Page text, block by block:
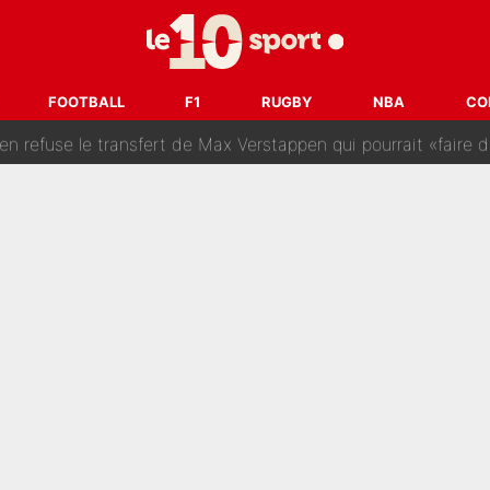
FOOTBALL F1 RUGBY NBA
: Le FC Barcelone prend la parole alors qu'un transfert de
transfert à l'OM, Quinten Timber raconte ses doutes
le transfert de Max Verstappen qui pourrait «faire des